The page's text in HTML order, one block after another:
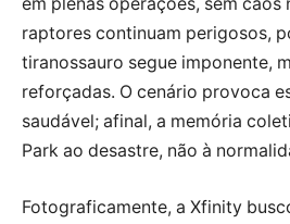
raptores continuam perigosos,
tiranossauro segue imponente,
reforçadas. O cenário provoca
saudável; afinal, a memória
Park ao desastre, não à
Fotograficamente, a Xfinity